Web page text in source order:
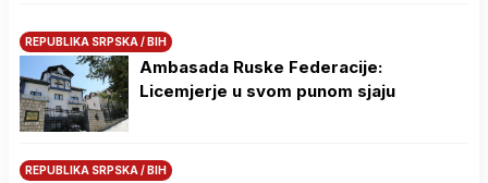
REPUBLIKA SRPSKA / BIH
Ambasada Ruske Federacije:
Licemjerje u svom punom sjaju
REPUBLIKA SRPSKA / BIH